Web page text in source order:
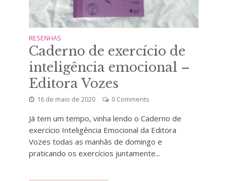
RESENHAS
Caderno de exercício de
inteligência emocional –
Editora Vozes
16 de maio de 2020 0 Comments
Já tem um tempo, vinha lendo o Caderno de
exercício Inteligência Emocional da Editora
Vozes todas as manhãs de domingo e
praticando os exercícios juntamente...